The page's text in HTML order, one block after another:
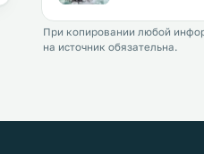
При копировании любой
на источник обязательна.